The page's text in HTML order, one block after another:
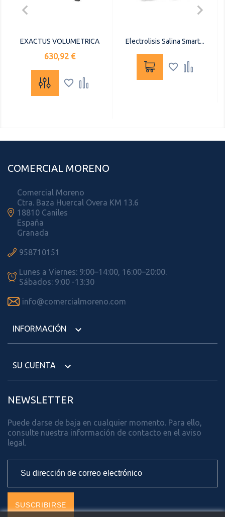

EXACTUS VOLUMETRICA
Precio
630,92 €
 
Electrolisis Salina Smart...
 

COMERCIAL MORENO

Comercial Moreno
Ctra. Baza Huercal Overa KM 13.6
18810 Caniles
España
Granada
 958710151

Lunes a Viernes: 9:00–14:00, 16:00–20:00.
Sábados: 9:00 -13:30
 info@comercialmoreno.com
INFORMACIÓN 
SU CUENTA 
NEWSLETTER
Puede darse de baja en cualquier momento. Para ello,
consulte nuestra información de contacto en el aviso
legal.